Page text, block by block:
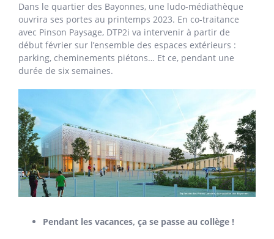
Dans le quartier des Bayonnes, une ludo-médiathèque
ouvrira ses portes au printemps 2023. En co-traitance
avec Pinson Paysage, DTP2i va intervenir à partir de
début février sur l’ensemble des espaces extérieurs :
parking, cheminements piétons… Et ce, pendant une
durée de six semaines.
Pendant les vacances, ça se passe au collège !